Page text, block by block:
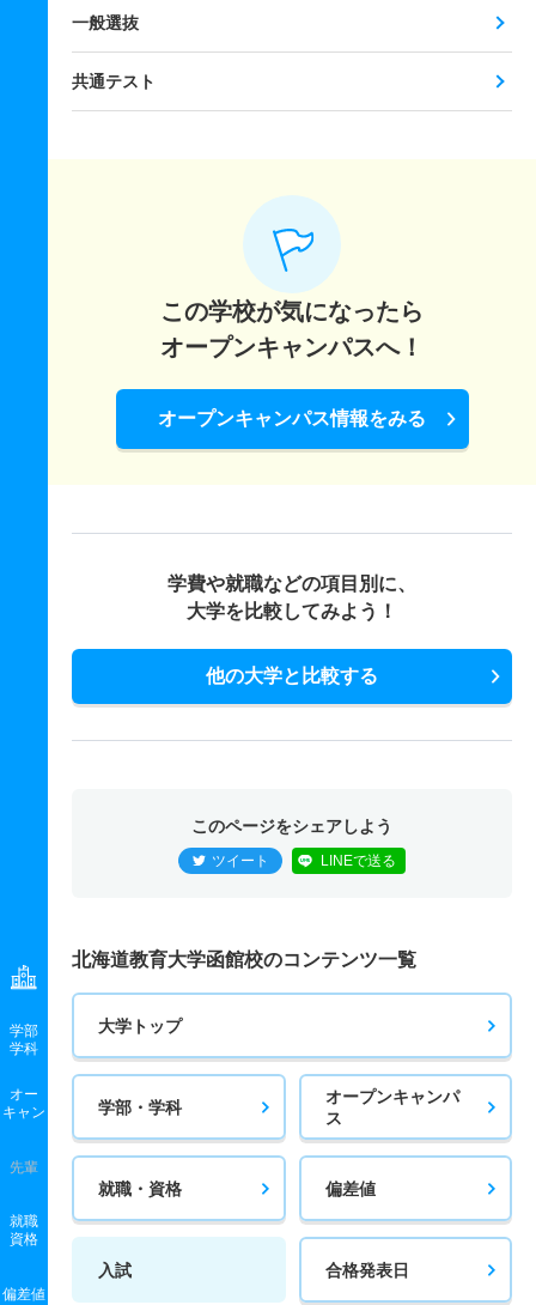
学部
学科
オー
キャン
先輩
就職
資格
偏差値
一般選抜
共通テスト
この学校が気になったら
オープンキャンパスへ！
オープンキャンパス情報をみる
学費や就職などの項目別に、
大学を比較してみよう！
他の大学と比較する
このページをシェアしよう
ツイート LINEで送る
北海道教育大学函館校のコンテンツ一覧
大学トップ
学部・学科
オープンキャンパ
ス
就職・資格 偏差値
入試 合格発表日